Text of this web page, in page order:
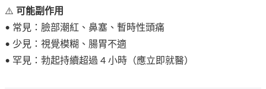
⚠️ 可能副作用
• 常見：臉部潮紅、鼻塞、暫時性頭痛
• 少見：視覺模糊、腸胃不適
• 罕見：勃起持續超過 4 小時（應立即就醫）